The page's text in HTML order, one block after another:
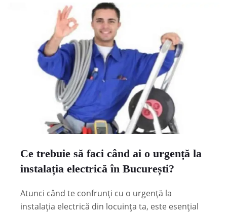
Ce trebuie să faci când ai o urgență la
instalația electrică în București?
Atunci când te confrunți cu o urgență la
instalația electrică din locuința ta, este esențial